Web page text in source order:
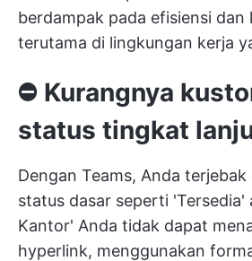
berdampak pada efisiensi dan
terutama di lingkungan kerja
⛔️ Kurangnya
status tingkat
Dengan Teams, Anda
status dasar seperti 'Tersedia'
Kantor' Anda tidak dapat
hyperlink, menggunakan